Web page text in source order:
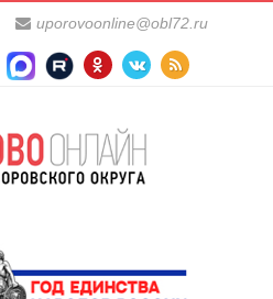
uporovoonline@obl72.ru